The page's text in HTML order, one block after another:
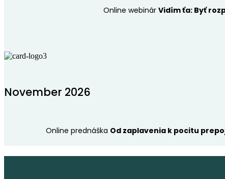
Online webinár Vidím ťa: Byť
November 2026
Online prednáška Od zaplavenia k pocitu